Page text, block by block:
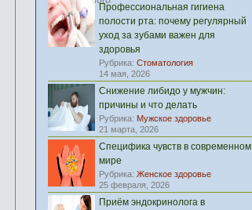
Профессиональная гигиена
полости рта: почему регулярный
уход за зубами важен для
здоровья
Рубрика: Стоматология
14 мая, 2026
Снижение либидо у мужчин:
причины и что делать
Рубрика: Мужское здоровье
21 марта, 2026
Специфика чувств в современном
мире
Рубрика: Женское здоровье
25 февраля, 2026
Приём эндокринолога в